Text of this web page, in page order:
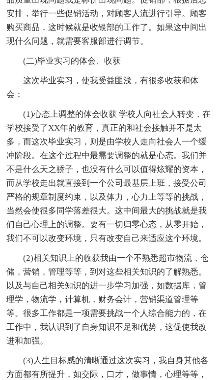
安排，举行一些促销活动，对顾客人流进行引导。顾客
购买商品，这时候就是收银部的工作了。如果这中间出
现什么问题，就需要客服部进行调节。
(二)毕业实习的体会、收获
这次毕业实习，使我受益匪浅，有很多收获和体
会：
(1)心态上调整的体会收获 学校人向社会人转变，在
学校接受了XX年的教育，真正的和社会接触并不是太
多，而这次毕业实习，则是由学校人走向社会人一个缓
冲阶段。在这个过程中最需要调整的就是心态。我们并
不是什么天之骄子，也没有什么可以值得炫耀的资本，
而从学校走出就直接到一个公司最基层上班，接受公司
严格的规章制度约束，以及体力，心力上等等的挑战，
当然会使很多同学落差很大。这中间最大的挑战就是我
们自己心理上的调整。要有一切归零心态，从零开始，
我们不可以改变环境，只有改变自己来适应这个环境。
(2)相关知识上的收获我由一个不熟悉超市物流，仓
储，营销，管理等等，到对这些相关知识的了解熟悉。
以及与自己相关知识的进一步学习加强，如数据库，管
理学，物流学，计算机，财务会计，营销渠道管理等
等。很多工作都是一项需要挑战一个人综合能力的，在
工作中，我认识到了自身知识不足和优势，这促使我改
进和加强。
(3)人生目标感的清晰通过这次实习，我自身其他各
方面都有所提升，如交际，口才，做事情，心理等等，